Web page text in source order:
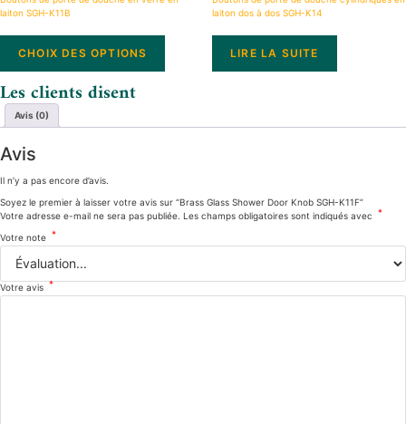
laiton SGH-K11B
CHOIX DES OPTIONS
laiton dos à dos SGH-K14
LIRE LA SUITE
Les clients disent
Avis (0)
Avis
Il n’y a pas encore d’avis.
Soyez le premier à laisser votre avis sur “Brass Glass Shower Door Knob SGH-K11F”
Votre adresse e-mail ne sera pas publiée. Les champs obligatoires sont indiqués avec *
Votre note *
Votre avis *